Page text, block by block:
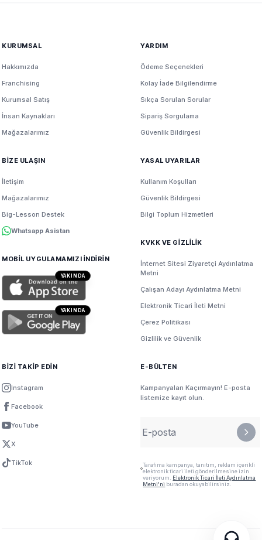
KURUMSAL
Hakkımızda
Franchising
Kurumsal Satış
İnsan Kaynakları
Mağazalarımız
YARDIM
Ödeme Seçenekleri
Kolay İade Bilgilendirme
Sıkça Sorulan Sorular
Sipariş Sorgulama
Güvenlik Bildirgesi
BİZE ULAŞIN
İletişim
Mağazalarımız
Big-Lesson Destek
Whatsapp Asistan
MOBİL UYGULAMAMIZI İNDİRİN
YAKINDA
YAKINDA
YASAL UYARILAR
Kullanım Koşulları
Güvenlik Bildirgesi
Bilgi Toplum Hizmetleri
KVKK VE GİZLİLİK
İnternet Sitesi Ziyaretçi Aydınlatma
Metni
Çalışan Adayı Aydınlatma Metni
Elektronik Ticari İleti Metni
Çerez Politikası
Gizlilik ve Güvenlik
BİZİ TAKİP EDİN
Instagram
Facebook
YouTube
X
TikTok
E-BÜLTEN
Kampanyaları Kaçırmayın! E-posta
listemize kayıt olun.
Tarafıma kampanya, tanıtım, reklam içerikli
elektronik ticari ileti gönderilmesine izin
veriyorum. Elektronik Ticari İleti Aydınlatma
Metni'ni buradan okuyabilirsiniz.